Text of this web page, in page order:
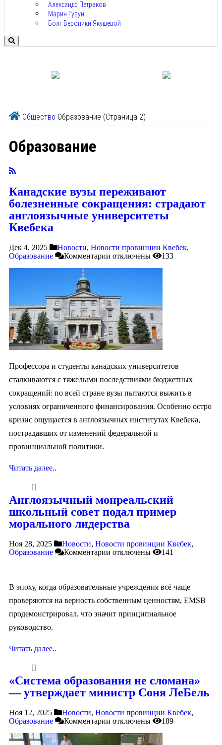
Александр Петраков
Марин Гузун
Болг Вероники Якушевой
Общество Образование (Страница 2)
Образование
Канадские вузы переживают
болезненные сокращения: страдают
англоязычные университеты
Квебека
Дек 4, 2025 Новости, Новости провинции Квебек,
Образование
Комментарии отключены 133
Профессора и студенты канадских университетов
сталкиваются с тяжелыми последствиями бюджетных
сокращений: по всей стране вузы пытаются выжить в
условиях ограниченного финансирования. Особенно остро
кризис ощущается в англоязычных институтах Квебека,
пострадавших от изменений федеральной и
провинциальной политики.
Читать далее..
Англоязычный монреальский
школьный совет подал пример
морального лидерства
Ноя 28, 2025 Новости, Новости провинции Квебек,
Образование
Комментарии отключены 141
В эпоху, когда образовательные учреждения всё чаще
проверяются на верность собственным ценностям, EMSB
продемонстрировал, что значит принципиальное
руководство.
Читать далее..
«Система образования не сломана»
— утверждает министр Соня ЛеБель
Ноя 12, 2025 Новости, Новости провинции Квебек,
Образование
Комментарии отключены 189